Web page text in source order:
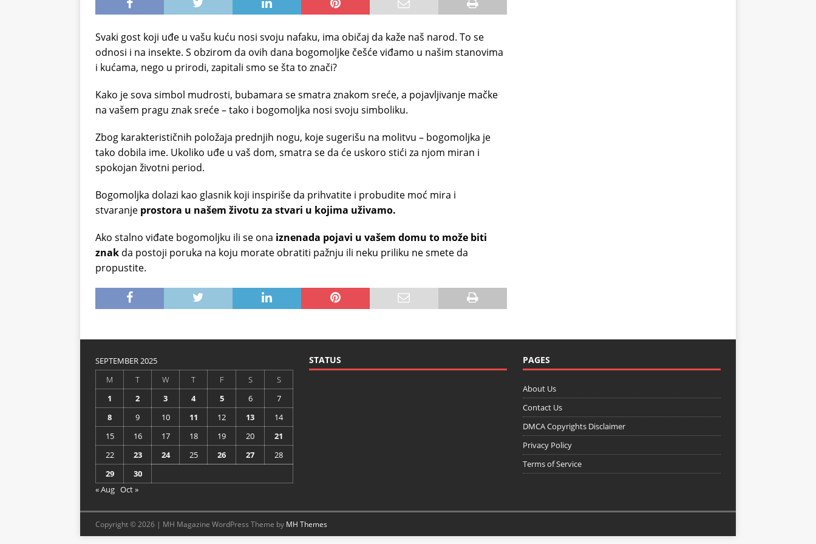
Svaki gost koji uđe u vašu kuću nosi svoju nafaku, ima običaj da kaže naš narod. To se
odnosi i na insekte. S obzirom da ovih dana bogomoljke češće viđamo u našim stanovima
i kućama, nego u prirodi, zapitali smo se šta to znači?
Kako je sova simbol mudrosti, bubamara se smatra znakom sreće, a pojavljivanje mačke
na vašem pragu znak sreće – tako i bogomoljka nosi svoju simboliku.
Zbog karakterističnih položaja prednjih nogu, koje sugerišu na molitvu – bogomoljka je
tako dobila ime. Ukoliko uđe u vaš dom, smatra se da će uskoro stići za njom miran i
spokojan životni period.
Bogomoljka dolazi kao glasnik koji inspiriše da prihvatite i probudite moć mira i
stvaranje prostora u našem životu za stvari u kojima uživamo.
Ako stalno viđate bogomoljku ili se ona iznenada pojavi u vašem domu to može biti
znak da postoji poruka na koju morate obratiti pažnju ili neku priliku ne smete da
propustite.
SEPTEMBER 2025
M
T W T F S
S
1
2 3 4 5 6
7
8
9 10 11 12 13
14
15
16 17 18 19 20
21
22
23 24 25 26 27
28
29
30
« Aug Oct »
STATUS PAGES
About Us
Contact Us
DMCA Copyrights Disclaimer
Privacy Policy
Terms of Service
Copyright © 2026 | MH Magazine WordPress Theme by MH Themes